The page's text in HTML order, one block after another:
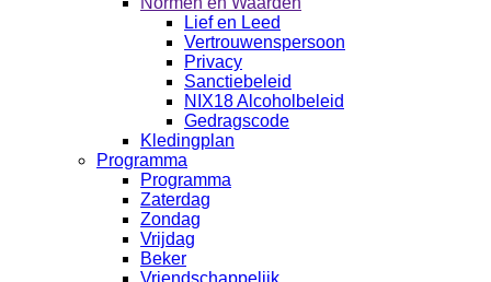
Lief en Leed
Vertrouwenspersoon
Privacy
Sanctiebeleid
NIX18 Alcoholbeleid
Gedragscode
Kledingplan
Programma
Programma
Zaterdag
Zondag
Vrijdag
Beker
Vriendschappelijk